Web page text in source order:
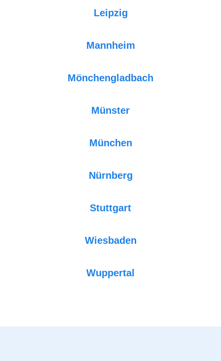
Leipzig
Mannheim
Mönchengladbach
Münster
München
Nürnberg
Stuttgart
Wiesbaden
Wuppertal